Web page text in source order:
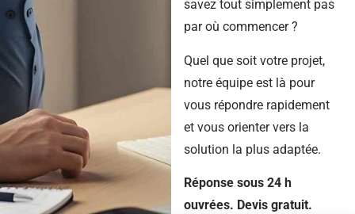
savez tout simplement pas
par où commencer ?
Quel que soit votre projet,
notre équipe est là pour
vous répondre rapidement
et vous orienter vers la
solution la plus adaptée.
Réponse sous 24 h
ouvrées. Devis gratuit.